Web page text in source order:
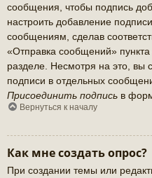
сообщения, чтобы подпись
настроить добавление
сообщениям, сделав
«Отправка сообщений»
разделе. Несмотря на это, вы
подписи в отдельных
Присоединить подпись в
Вернуться к началу
Как мне создать опрос?
При создании темы или